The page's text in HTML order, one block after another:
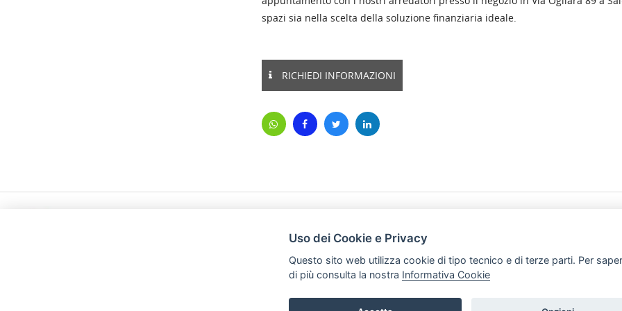
spazi sia nella scelta della soluzione finanziaria ideale.
RICHIEDI INFORMAZIONI
Tel. +39 089281193 / +39 3358372617 Email: info@mobilidipalma.it P.iva: 02910930656
Uso dei Cookie e Privacy
Questo sito web utilizza cookie di tipo tecnico e di terze parti. Per
di più consulta la nostra Informativa Cookie